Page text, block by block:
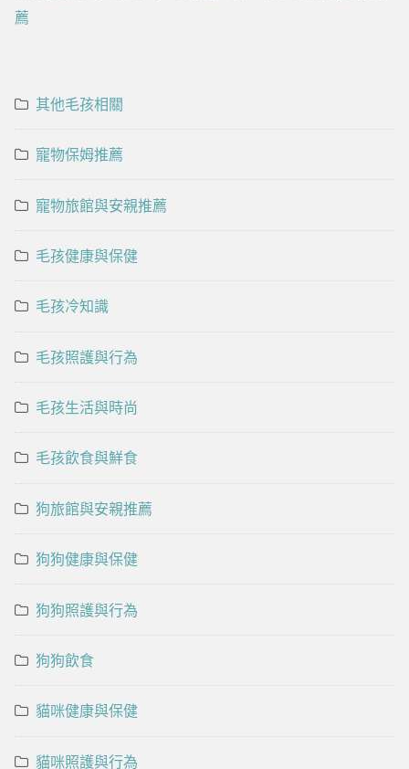
薦
其他毛孩相關
寵物保姆推薦
寵物旅館與安親推薦
毛孩健康與保健
毛孩冷知識
毛孩照護與行為
毛孩生活與時尚
毛孩飲食與鮮食
狗旅館與安親推薦
狗狗健康與保健
狗狗照護與行為
狗狗飲食
貓咪健康與保健
貓咪照護與行為